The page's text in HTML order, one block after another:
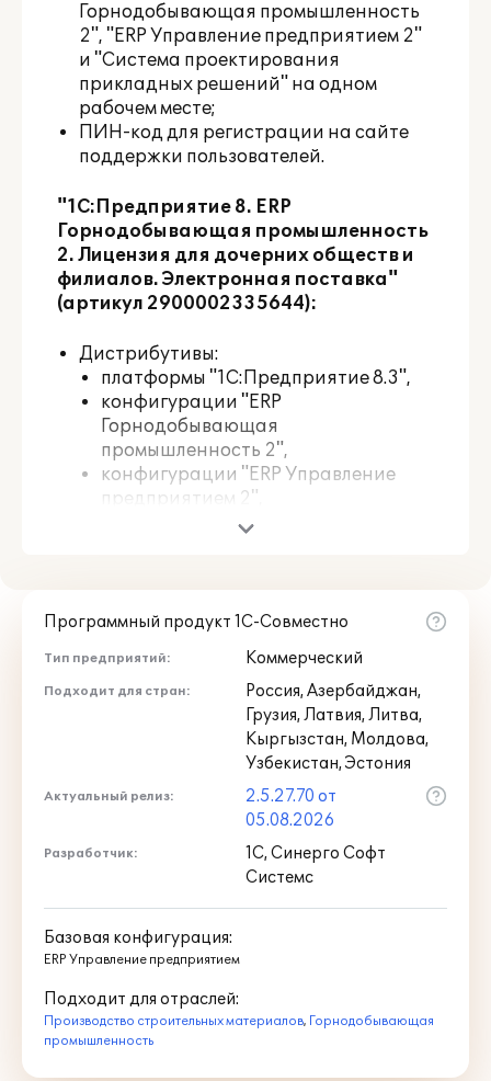
Горнодобывающая промышленность
2", "ERP Управление предприятием 2"
и "Система проектирования
прикладных решений" на одном
рабочем месте;
ПИН-код для регистрации на сайте
поддержки пользователей.
"1С:Предприятие 8. ERP
Горнодобывающая промышленность
2. Лицензия для дочерних обществ и
филиалов. Электронная поставка"
(артикул 2900002335644):
Дистрибутивы:
платформы "1С:Предприятие 8.3",
конфигурации "ERP
Горнодобывающая
промышленность 2",
конфигурации "ERP Управление
предприятием 2",
конфигурации "Система
конфигурации "ERP
2";
Функциональная модель
конфигурации "ERP Управление
Комплект документации по платформе
"1С:Предприятие 8" и конфигурациям
"ERP Горнодобывающая
предприятием 2", "Система
проектирования прикладных
решений" в электронном виде;
Электронный купон на льготное
сопровождение 1С:ИТС/1С:КП;
сопровождение по сервису 1С:КП
Отраслевой;
Программный продукт 1С-Совместно
Тип предприятий: Коммерческий
Подходит для стран:
Россия, Азербайджан,
Грузия, Латвия, Литва,
Кыргызстан, Молдова,
Узбекистан, Эстония
Актуальный релиз:
2.5.27.70 от
05.08.2026
Разработчик:
1С, Синерго Софт
Системс
Базовая конфигурация:
ERP Управление предприятием
Подходит для отраслей:
Производство строительных материалов, Горнодобывающая
промышленность